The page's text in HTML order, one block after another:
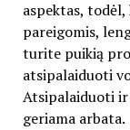
aspektas,
pareigomis,
turite puikią
atsipalaiduoti
Atsipalaiduoti
geriama arbata.